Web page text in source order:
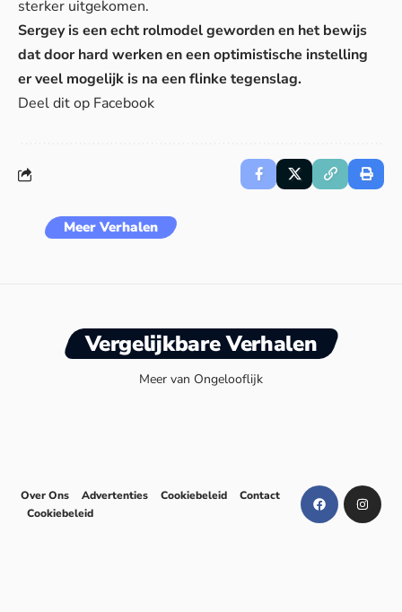
sterker uitgekomen.
Sergey is een echt rolmodel geworden en het bewijs
dat door hard werken en een optimistische instelling
er veel mogelijk is na een flinke tegenslag.
Deel dit op Facebook
Meer Verhalen
Vergelijkbare Verhalen
Meer van Ongelooflijk
Over Ons Advertenties Cookiebeleid
Contact
Cookiebeleid